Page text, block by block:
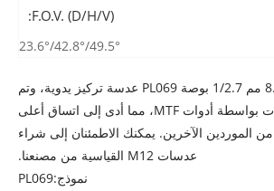
F.O.V. (D/H/V):
49.5°/42.8°/23.6°
عدسة M12 مقاس 8.0 مم 1/2.7 بوصة PL069 عدسة تركيز يدوية، وتم
اختبار جميع المنتجات بواسطة أدوات MTF، مما أدى إلى اتساق أعلى
من الموردين الآخرين. يمكنك الاطمئنان إلى شراء
عدسات M12 القياسية من مصنعنا.
نموذج:PL069